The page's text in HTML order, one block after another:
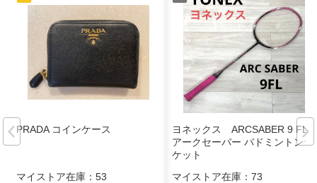
PRADA コインケース
マイストア在庫： 53
ヨネックス ARCSABER 9 FL
アークセーバー バドミントンラ
ケット
マイストア在庫： 73